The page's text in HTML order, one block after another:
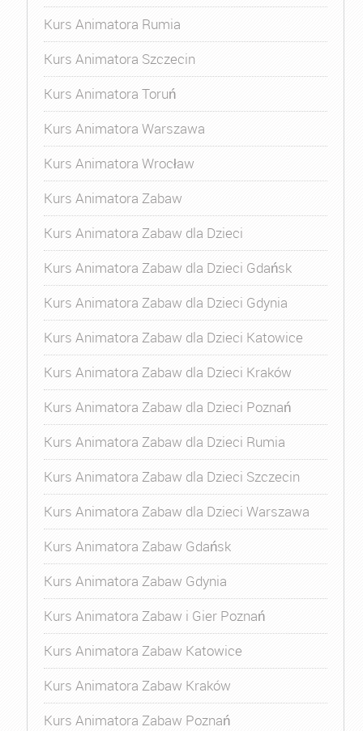
Kurs Animatora Rumia
Kurs Animatora Szczecin
Kurs Animatora Toruń
Kurs Animatora Warszawa
Kurs Animatora Wrocław
Kurs Animatora Zabaw
Kurs Animatora Zabaw dla Dzieci
Kurs Animatora Zabaw dla Dzieci Gdańsk
Kurs Animatora Zabaw dla Dzieci Gdynia
Kurs Animatora Zabaw dla Dzieci Katowice
Kurs Animatora Zabaw dla Dzieci Kraków
Kurs Animatora Zabaw dla Dzieci Poznań
Kurs Animatora Zabaw dla Dzieci Rumia
Kurs Animatora Zabaw dla Dzieci Szczecin
Kurs Animatora Zabaw dla Dzieci Warszawa
Kurs Animatora Zabaw Gdańsk
Kurs Animatora Zabaw Gdynia
Kurs Animatora Zabaw i Gier Poznań
Kurs Animatora Zabaw Katowice
Kurs Animatora Zabaw Kraków
Kurs Animatora Zabaw Poznań